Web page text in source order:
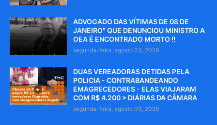
ADVOGADO DAS VÍTIMAS DE 08 DE
JANEIRO" QUE DENUNCIOU MINISTRO A
OEA É ENCONTRADO MORTO !!
segunda-feira, agosto 03, 2026
DUAS VEREADORAS DETIDAS PELA
POLICIA - CONTRABANDEANDO
EMAGRECEDORES - ELAS VIAJARAM
COM R$ 4.200 > DIÁRIAS DA CÂMARA
segunda-feira, agosto 03, 2026